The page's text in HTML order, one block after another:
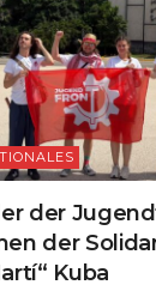
der
der
Kuba